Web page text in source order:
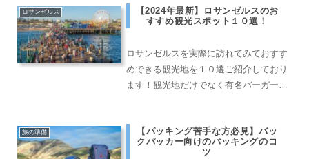
ロサンゼルス
【2024年最新】ロサンゼルスのお
すすめ観光スポット１０選！
ロサンゼルスを実際に訪れてみておすす
めできる観光地を１０選ご紹介しており
ます！観光地だけでなく有名バーガーシ
参考ください。
旅の準備
【パッキング苦手な方必見】バッ
クパッカー向けのパッキングのコ
ツ